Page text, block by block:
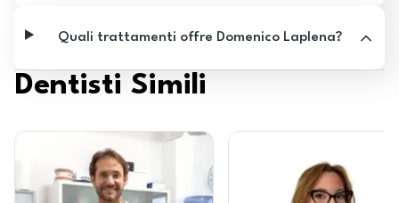
Quali trattamenti offre Domenico Laplena?
Dentisti Simili